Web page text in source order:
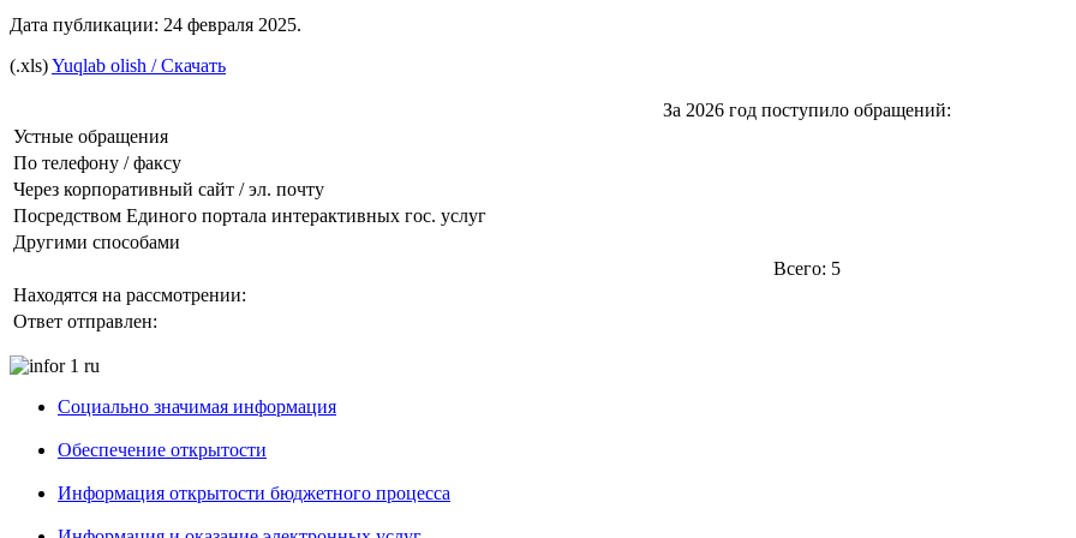
Дата публикации: 24 февраля 2025.
(.xls)Yuqlab olish / Скачать
За 2026 год поступило обращений:
Устные обращения
По телефону / факсу
Через корпоративный сайт / эл. почту
Посредством Единого портала интерактивных гос. услуг
Другими способами
Всего: 5
Находятся на рассмотрении:
Ответ отправлен:
Социально значимая информация
Обеспечение открытости
Информация открытости бюджетного процесса